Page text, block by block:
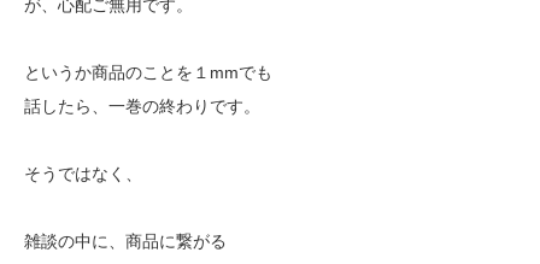
が、心配ご無用です。
というか商品のことを１mmでも
話したら、一巻の終わりです。
そうではなく、
雑談の中に、商品に繋がる